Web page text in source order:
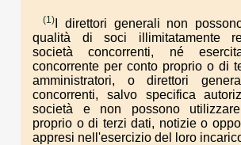
(1)
I direttori generali non
qualità di soci illimitatamente
società concorrenti, né
concorrente per conto proprio o di
amministratori, o direttori
concorrenti, salvo specifica
società e non possono
proprio o di terzi dati, notizie o
appresi nell'esercizio del loro